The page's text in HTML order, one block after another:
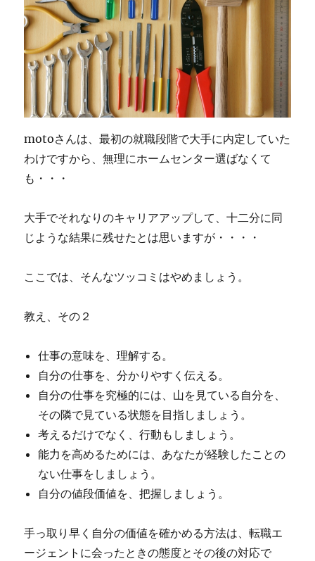
motoさんは、最初の就職段階で大手に内定していた
わけですから、無理にホームセンター選ばなくて
も・・・
大手でそれなりのキャリアアップして、十二分に同
じような結果に残せたとは思いますが・・・・
ここでは、そんなツッコミはやめましょう。
教え、その２
仕事の意味を、理解する。
自分の仕事を、分かりやすく伝える。
自分の仕事を究極的には、山を見ている自分を、
その隣で見ている状態を目指しましょう。
考えるだけでなく、行動もしましょう。
能力を高めるためには、あなたが経験したことの
ない仕事をしましょう。
自分の値段価値を、把握しましょう。
手っ取り早く自分の価値を確かめる方法は、転職エ
ージェントに会ったときの態度とその後の対応で